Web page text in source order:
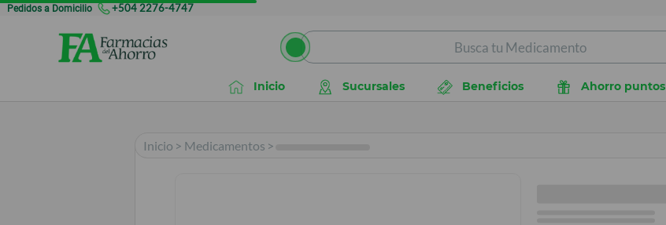
Pedidos a Domicilio +504 2276-4747
Inicio Sucursales Beneficios Ahorro puntos
Inicio > Medicamentos >